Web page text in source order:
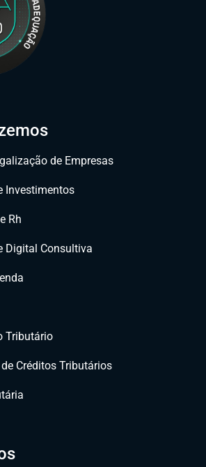
de Empresas
Investimentos
Rh
Digital Consultiva
Tributário
Créditos Tributários